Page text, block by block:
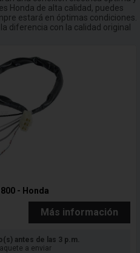
Honda de alta calidad, puedes
estará en óptimas condiciones.
diferencia con la calidad original
- Honda
Más información
antes de las 3 p.m.
a enviar